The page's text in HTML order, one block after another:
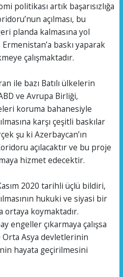
politikası artık başarısızlığa
açılması, bu
planda kalmasına yol
baskı yaparak
çalışmaktadır.
ile bazı Batılı ülkelerin
ve Avrupa Birliği,
koruma bahanesiyle
karşı çeşitli baskılar
şu ki Azerbaycan’ın
açılacaktır ve bu proje
hizmet edecektir.
2020 tarihli üçlü bildiri,
hukuki ve siyasi bir
ortaya koymaktadır.
engeller çıkarmaya çalışsa
Orta Asya devletlerinin
hayata geçirilmesini